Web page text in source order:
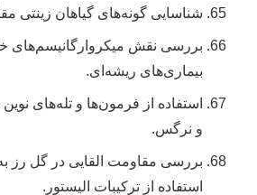
شناسایی گونه‌های گیاهان زینتی
بررسی نقش میکروارگانیسم‌های
بیماری‌های ریشه‌ای.
استفاده از فرمون‌ها و تله‌های
و نرگس.
بررسی مقاومت القایی در گل رز
استفاده از ترکیبات الیستور.